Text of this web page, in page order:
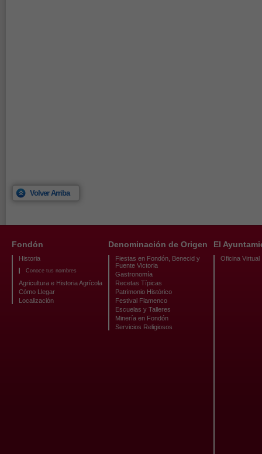
Volver Arriba
Fondón
Historia
Conoce tus nombres
Agricultura e Historia Agrícola
Cómo Llegar
Localización
Denominación de Origen
Fiestas en Fondón, Benecid y
Fuente Victoria
Gastronomía
Recetas Típicas
Patrimonio Histórico
Festival Flamenco
Escuelas y Talleres
Minería en Fondón
Servicios Religiosos
El
Oficina Virtual